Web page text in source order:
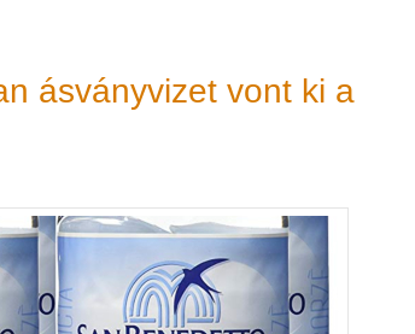
ásványvizet vont ki a